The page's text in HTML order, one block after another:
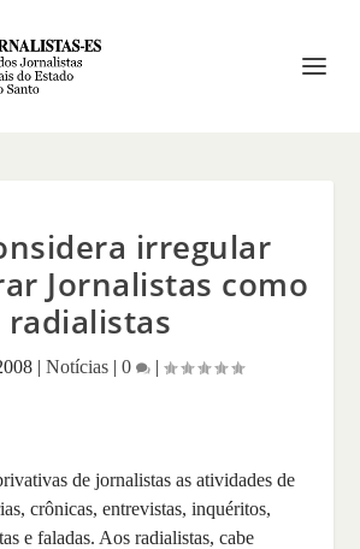
irregular
Jornalistas como
radialistas
| Notícias | 0 |
de jornalistas as atividades de
crônicas, entrevistas, inquéritos,
e faladas. Aos radialistas, cabe